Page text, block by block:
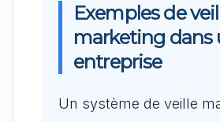
Exemples de
marketing dans
entreprise
Un système de veille